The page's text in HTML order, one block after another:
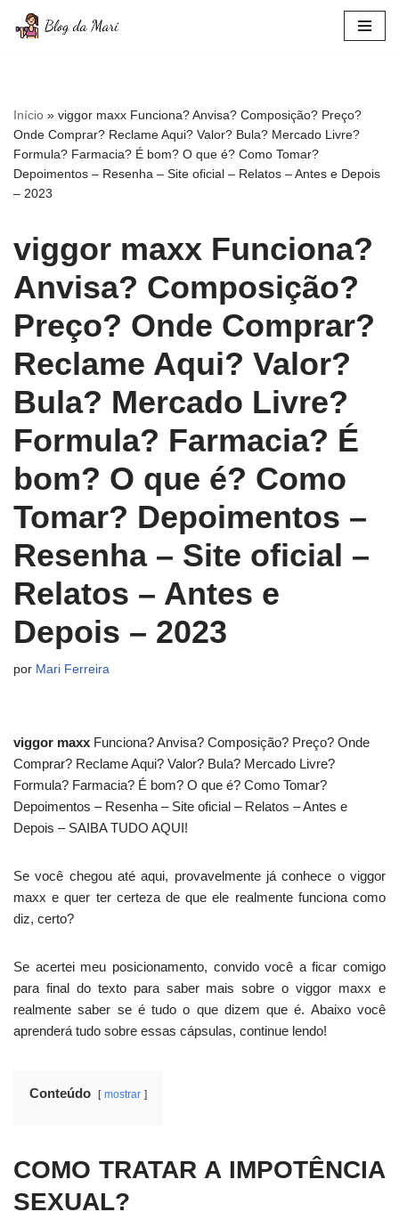
conteúdo
Início » viggor maxx Funciona? Anvisa? Composição? Preço?
Onde Comprar? Reclame Aqui? Valor? Bula? Mercado Livre?
Formula? Farmacia? É bom? O que é? Como Tomar?
Depoimentos – Resenha – Site oficial – Relatos – Antes e Depois
– 2023
viggor maxx Funciona?
Anvisa? Composição?
Preço? Onde Comprar?
Reclame Aqui? Valor?
Bula? Mercado Livre?
Formula? Farmacia? É
bom? O que é? Como
Tomar? Depoimentos –
Resenha – Site oficial –
Relatos – Antes e
Depois – 2023
por Mari Ferreira
viggor maxx Funciona? Anvisa? Composição? Preço? Onde
Comprar? Reclame Aqui? Valor? Bula? Mercado Livre?
Formula? Farmacia? É bom? O que é? Como Tomar?
Depoimentos – Resenha – Site oficial – Relatos – Antes e
Depois – SAIBA TUDO AQUI!
Se você chegou até aqui, provavelmente já conhece o viggor
maxx e quer ter certeza de que ele realmente funciona como
diz, certo?
Se acertei meu posicionamento, convido você a ficar comigo
para final do texto para saber mais sobre o viggor maxx e
realmente saber se é tudo o que dizem que é. Abaixo você
aprenderá tudo sobre essas cápsulas, continue lendo!
Conteúdo mostrar
COMO TRATAR A IMPOTÊNCIA
SEXUAL?